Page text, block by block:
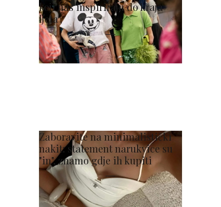
koji nas inspiriraju do kraja
ljeta
Zaboravite na minimalistički
nakit: statement narukvice su
"in", znamo gdje ih kupiti